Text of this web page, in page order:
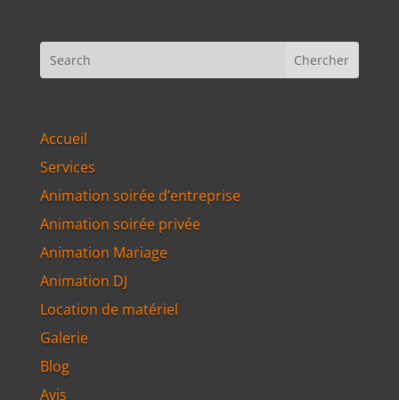
Accueil
Services
Animation soirée d’entreprise
Animation soirée privée
Animation Mariage
Animation DJ
Location de matériel
Galerie
Blog
Avis